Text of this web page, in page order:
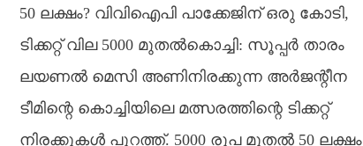
50 ലക്ഷം? വിവിഐപി പാക്കേജിന് ഒരു കോടി,
ടിക്കറ്റ് വില 5000 മുതൽകൊച്ചി: സൂപ്പർ താരം
ലയണൽ മെസി അണിനിരക്കുന്ന അർജന്റീന
ടീമിന്റെ കൊച്ചിയിലെ മത്സരത്തിന്റെ ടിക്കറ്റ്
നിരക്കുകൾ പുറത്ത്. 5000 രൂപ മുതൽ 50 ലക്ഷം